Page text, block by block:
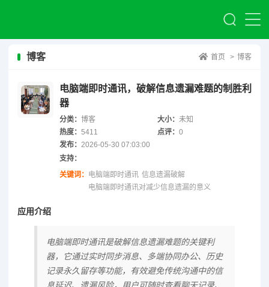
博客 首页 > 博客
电脑端即时通讯，破解信息遗漏难题的制胜利
器
分类： 博客 大小：未知
热度： 5411 点评：0
发布： 2026-05-30 07:03:00
支持：
关键词： 电脑端即时通讯 信息遗漏破解
电脑端即时通讯对减少信息遗漏的意义
应用介绍
电脑端即时通讯是破解信息遗漏难题的关键利
器，它通过实时同步消息、多端协同办公、历史
记录永久留存等功能，有效避免传统沟通中的信